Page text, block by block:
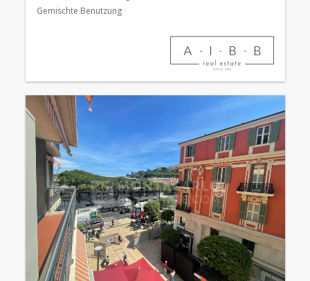
Gemischte Benutzung